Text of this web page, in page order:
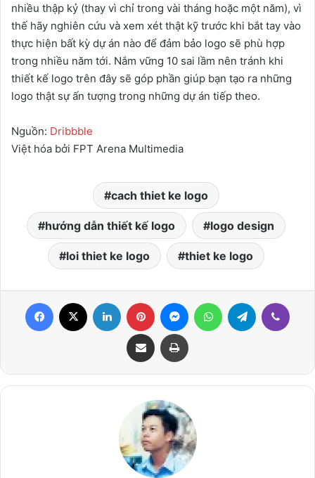
nhiều thập kỷ (thay vì chỉ trong vài tháng hoặc một năm), vì
thế hãy nghiên cứu và xem xét thật kỹ trước khi bắt tay vào
thực hiện bất kỳ dự án nào để đảm bảo logo sẽ phù hợp
trong nhiều năm tới. Nắm vững 10 sai lầm nên tránh khi
thiết kế logo trên đây sẽ góp phần giúp bạn tạo ra những
logo thật sự ấn tượng trong những dự án tiếp theo.
Nguồn: Dribbble
Việt hóa bởi FPT Arena Multimedia
cach thiet ke logo
hướng dẫn thiết kế logo logo design
loi thiet ke logo thiet ke logo
Facebook LinkedIn Pinterest MessengerWhatsAppTelegram
Share via Email Print